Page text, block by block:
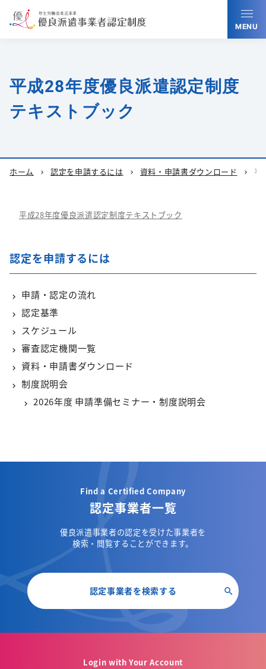
MENU
平成28年度優良派遣認定制度
テキストブック
ホーム chevron_right 認定を申請するには chevron_right 資料・申請書ダウンロード chevron_right 平
平成28年度優良派遣認定制度テキストブック
認定を申請するには
申請・認定の流れ
認定基準
スケジュール
審査認定機関一覧
資料・申請書ダウンロード
制度説明会
2026年度 申請準備セミナー・制度説明会
Find a Certified Company
認定事業者一覧
優良派遣事業者の認定を受けた事業者を
検索・閲覧することができます。
認定事業者を検索する
Login with Your Account